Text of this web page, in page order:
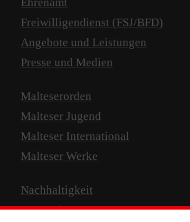
Freiwilligendienst (FSJ/BFD)
Angebote und Leistungen
Presse und Medien
Malteserorden
Malteser Jugend
Malteser International
Malteser Werke
Nachhaltigkeit
Prävention